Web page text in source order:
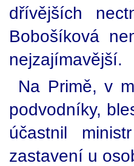
dřívějších
Bobošíková
nejzajímavější.
Na Primě, v
podvodníky,
účastnil
zastavení u